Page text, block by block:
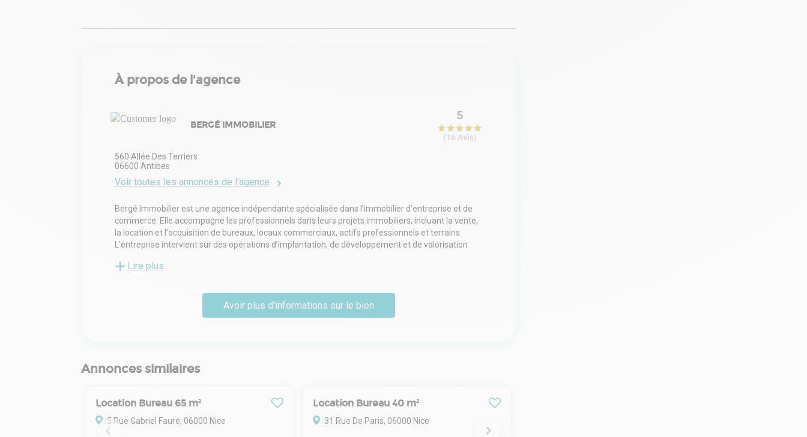
À propos de l'agence
BERGÉ IMMOBILIER
5
(16 Avis)
560 Allée Des Terriers
06600 Antibes
Voir toutes les annonces de l'agence
Bergé Immobilier est une agence indépendante spécialisée dans l’immobilier d’entreprise et de
commerce. Elle accompagne les professionnels dans leurs projets immobiliers, incluant la vente,
la location et l’acquisition de bureaux, locaux commerciaux, actifs professionnels et terrains.
L’entreprise intervient sur des opérations d’implantation, de développement et de valorisation
l’intermédiation et l’accompagnement sur l’ensemble du cycle immobilier, avec une expertise
Lire plus
Avoir plus d'informations sur le bien
Annonces similaires
Location Bureau 65 m²
5 Rue Gabriel Fauré, 06000 Nice
Location Bureau 40 m²
31 Rue De Paris, 06000 Nice